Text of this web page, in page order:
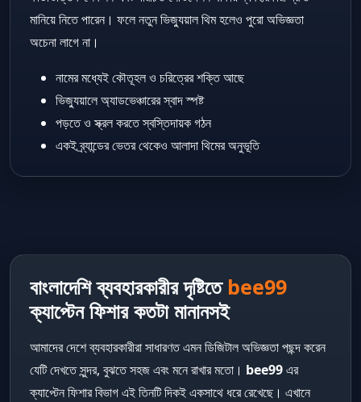
মানিয়ে নিতে পারেন। ফলে নতুন ভিজ্যুয়াল থিম হলেও পুরো অভিজ্ঞতা
অচেনা লাগে না।
নামের মধ্যেই কৌতূহল ও চরিত্রের শক্তি আছে
ভিজ্যুয়ালে অ্যাডভেঞ্চারের স্বাদ স্পষ্ট
পড়তে ও স্ক্রল করতে স্বস্তিদায়ক গঠন
একই ব্র্যান্ডের ভেতর থেকেও আলাদা থিমের অনুভূতি
বাংলাদেশি ব্যবহারকারীর দৃষ্টিতে bee99
ক্যাপ্টেন ফিশার কতটা মানানসই
আমাদের দেশে ব্যবহারকারীরা সাধারণত এমন ডিজিটাল অভিজ্ঞতা পছন্দ করেন
যেটি দেখতে সুন্দর, বুঝতে সহজ এবং মনে রাখার মতো। bee99এর
ক্যাপ্টেন ফিশার বিভাগ এই তিনটি দিকই একসাথে ধরে রেখেছে। এখানে